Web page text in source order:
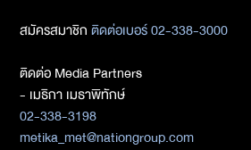
สมัครสมาชิกติดต่อเบอร์ 02-338-3000
ติดต่อ Media Partners
- เมธิกา เมธาพิทักษ์
02-338-3198
metika_met@nationgroup.com